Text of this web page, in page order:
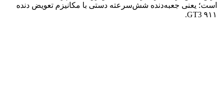
است؛ یعنی جعبه‌دنده شش‌سرعته دستی با مکانیزم تعویض دنده
۹۱۱ GT3.